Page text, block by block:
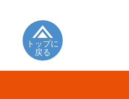
トップに
戻る